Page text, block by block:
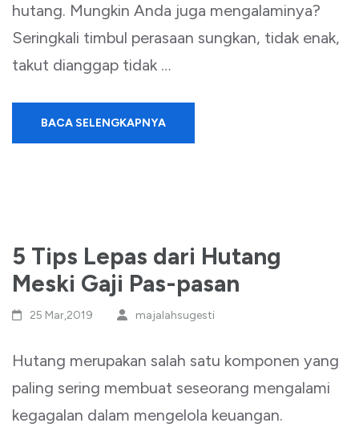
hutang. Mungkin Anda juga mengalaminya?
Seringkali timbul perasaan sungkan, tidak enak,
takut dianggap tidak …
BACA SELENGKAPNYA
5 Tips Lepas dari Hutang
Meski Gaji Pas-pasan
25 Mar,2019 majalahsugesti
Hutang merupakan salah satu komponen yang
paling sering membuat seseorang mengalami
kegagalan dalam mengelola keuangan.